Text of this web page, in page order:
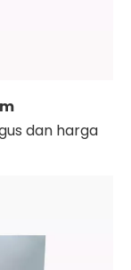
dan harga